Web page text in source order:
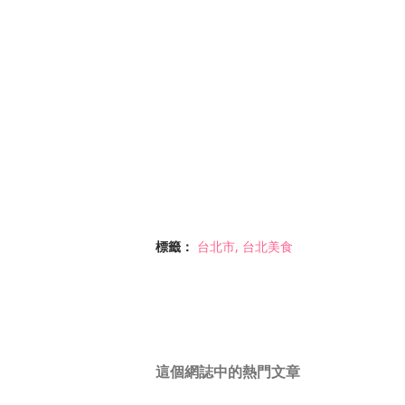
標籤： 台北市 台北美食
這個網誌中的熱門文章